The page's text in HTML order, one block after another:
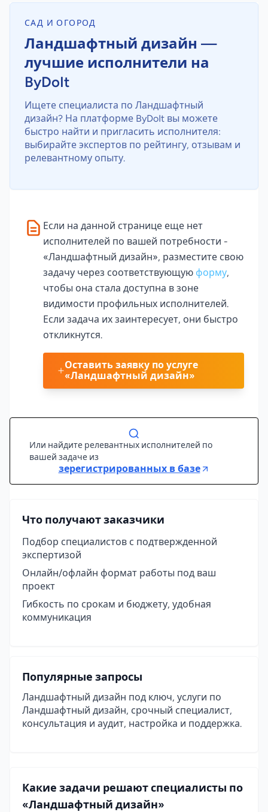
САД И ОГОРОД
Ландшафтный дизайн —
лучшие исполнители на
ByDoIt
Ищете специалиста по Ландшафтный
дизайн? На платформе ByDoIt вы можете
быстро найти и пригласить исполнителя:
выбирайте экспертов по рейтингу, отзывам и
релевантному опыту.
Если на данной странице еще нет
исполнителей по вашей потребности -
«Ландшафтный дизайн», разместите свою
задачу через соответствующую форму,
чтобы она стала доступна в зоне
видимости профильных исполнителей.
Если задача их заинтересует, они быстро
откликнутся.
Оставить заявку по услуге
«Ландшафтный дизайн»
Или найдите релевантных исполнителей по
вашей задаче из
зерегистрированных в базе
Что получают заказчики
Подбор специалистов с подтвержденной
экспертизой
Онлайн/офлайн формат работы под ваш
проект
Гибкость по срокам и бюджету, удобная
коммуникация
Популярные запросы
Ландшафтный дизайн под ключ, услуги по
Ландшафтный дизайн, срочный специалист,
консультация и аудит, настройка и поддержка.
Какие задачи решают специалисты по
«Ландшафтный дизайн»